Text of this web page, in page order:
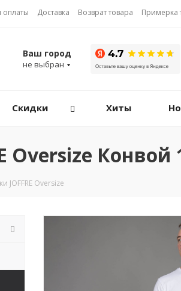
Доставка Возврат товара Примерка
Ваш город
не выбран
Скидки Хиты
Oversize
JOFFRE Oversize